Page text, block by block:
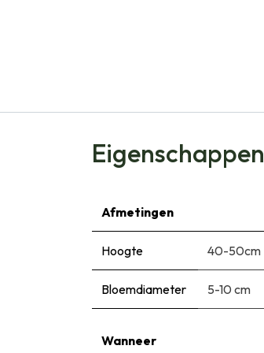
Eigenschappen
Afmetingen
Hoogte 40-50cm
Bloemdiameter 5-10 cm
Wanneer